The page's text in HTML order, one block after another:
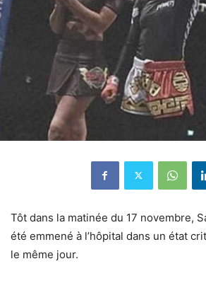
Tôt dans la matinée du 17 novembre,
été emmené à l’hôpital dans un état
le même jour.